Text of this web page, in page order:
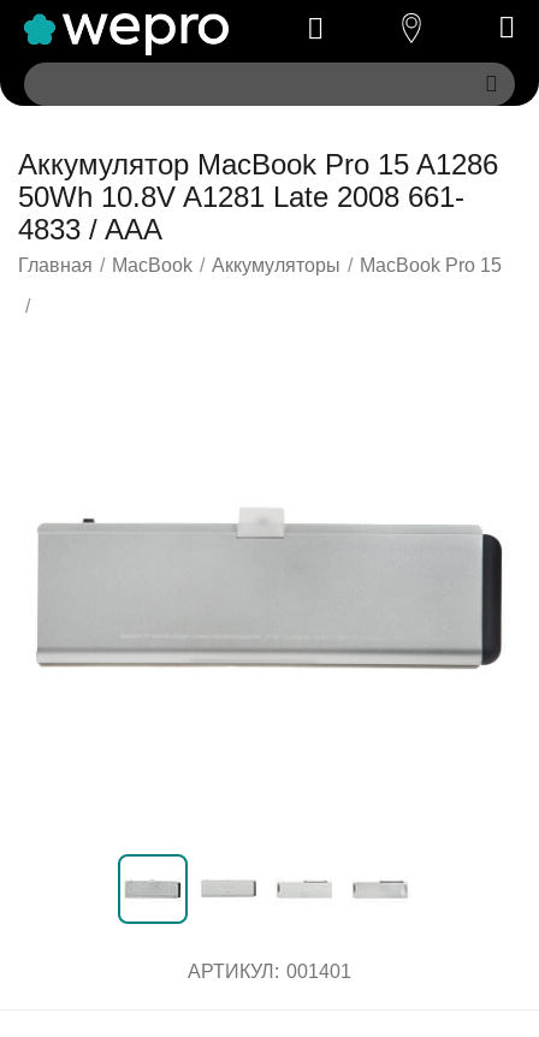
Аккумулятор MacBook Pro 15 A1286
50Wh 10.8V A1281 Late 2008 661-
4833 / AAA
Главная / MacBook / Аккумуляторы / MacBook Pro 15
/
АРТИКУЛ: 001401